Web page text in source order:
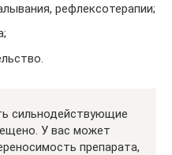
рефлексотерапии;
сильнодействующие
У вас может
препарата,